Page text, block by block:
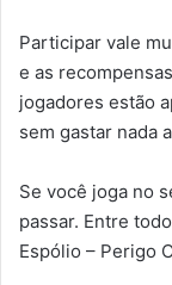
Participar vale
e as
jogadores estão
sem gastar nada
Se você joga no
passar. Entre
Espólio – Perigo